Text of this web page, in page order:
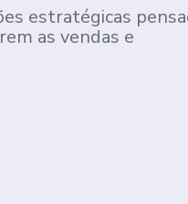
estratégicas
as vendas e